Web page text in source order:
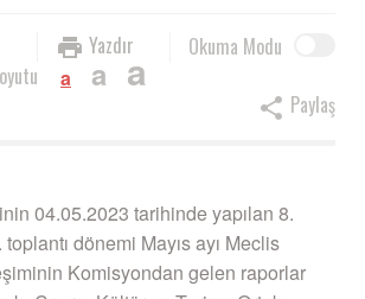
Okuma Modu
Yazdır
a a a
Paylaş
04.05.2023 tarihinde yapılan 8.
dönemi Mayıs ayı Meclis
Komisyondan gelen raporlar